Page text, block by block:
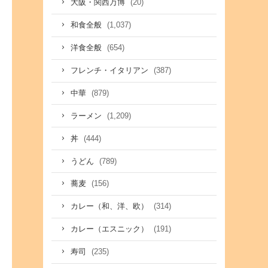
大阪・関西万博 (20)
和食全般 (1,037)
洋食全般 (654)
フレンチ・イタリアン (387)
中華 (879)
ラーメン (1,209)
丼 (444)
うどん (789)
蕎麦 (156)
カレー（和、洋、欧） (314)
カレー（エスニック） (191)
寿司 (235)